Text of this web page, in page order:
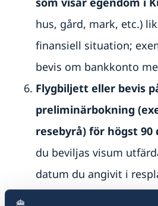
hus, gård, mark, etc.)
finansiell situation;
bevis om bankkonto
Flygbiljett eller bevis
preliminärbokning
resebyrå) för högst 90
du beviljas visum
datum du angivit i